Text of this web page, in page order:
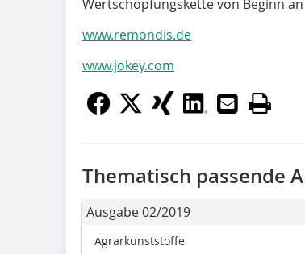
Wertschöpfungskette von Beginn
www.remondis.de
www.jokey.com
Thematisch passende
Ausgabe 02/2019
Agrarkunststoffe